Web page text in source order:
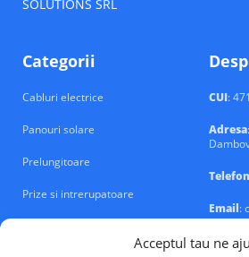
Acceptul tau ne
SOLUTIONS SRL
Categorii
Cabluri electrice
Panouri solare
Prelungitoare
Prize si intrerupatoare
CUI:
Adresa
Telefon
Email: